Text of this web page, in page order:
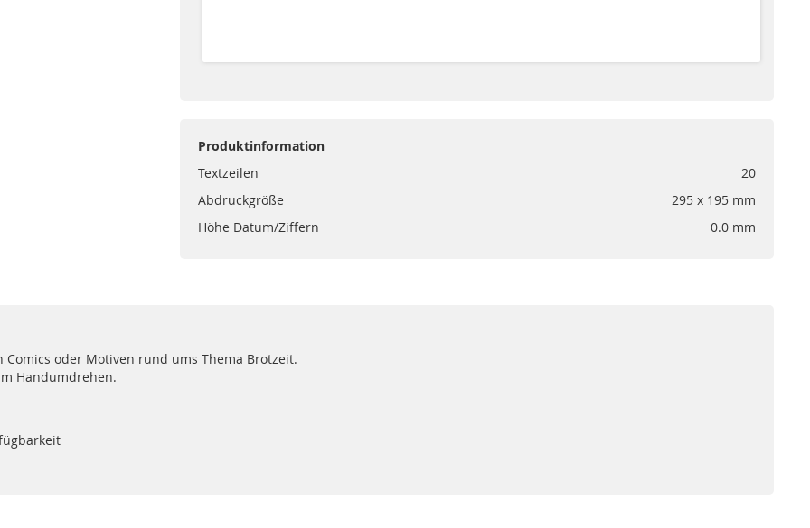
Produktinformation
Textzeilen
20
Abdruckgröße
295 x 195 mm
Höhe Datum/Ziffern
0.0 mm
oder Motiven rund ums Thema Brotzeit.
Handumdrehen.